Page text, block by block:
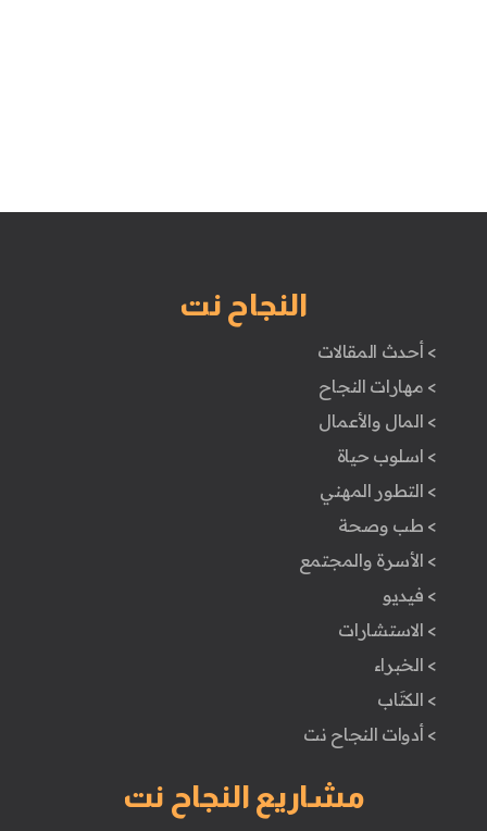
النجاح نت
> أحدث المقالات
> مهارات النجاح
> المال والأعمال
> اسلوب حياة
> التطور المهني
> طب وصحة
> الأسرة والمجتمع
> فيديو
> الاستشارات
> الخبراء
> الكتَاب
> أدوات النجاح نت
مشاريع النجاح نت